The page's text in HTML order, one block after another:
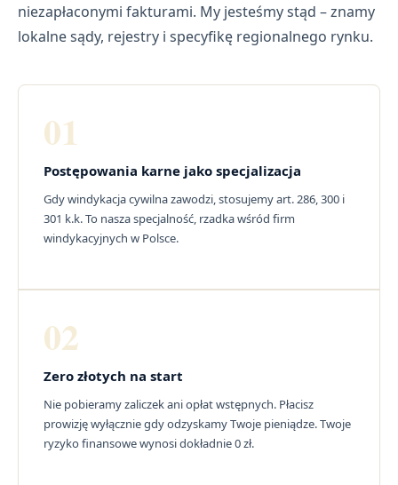
niezapłaconymi fakturami. My jesteśmy stąd – znamy
lokalne sądy, rejestry i specyfikę regionalnego rynku.
01
Postępowania karne jako specjalizacja
Gdy windykacja cywilna zawodzi, stosujemy art. 286, 300 i
301 k.k. To nasza specjalność, rzadka wśród firm
windykacyjnych w Polsce.
02
Zero złotych na start
Nie pobieramy zaliczek ani opłat wstępnych. Płacisz
prowizję wyłącznie gdy odzyskamy Twoje pieniądze. Twoje
ryzyko finansowe wynosi dokładnie 0 zł.